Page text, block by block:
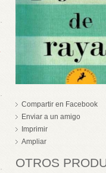
Compartir en Facebook
Enviar a un amigo
Imprimir
Ampliar
OTROS